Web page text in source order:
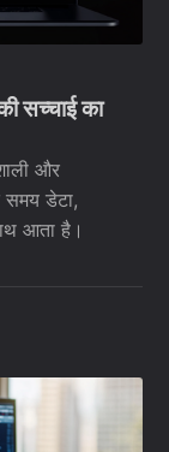
सच्चाई का
और
समय डेटा,
आता है।